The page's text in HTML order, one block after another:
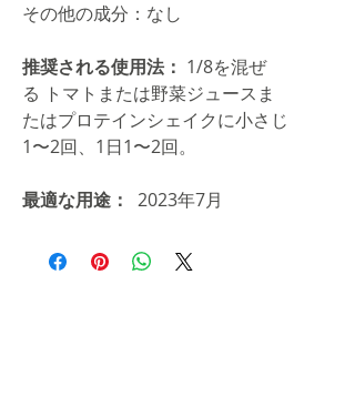
その他の成分：なし
推奨される使用法： 1/8を混ぜ
る トマトまたは野菜ジュースま
たはプロテインシェイクに小さじ
1〜2回、1日1〜2回。
最適な用途： 2023年7月